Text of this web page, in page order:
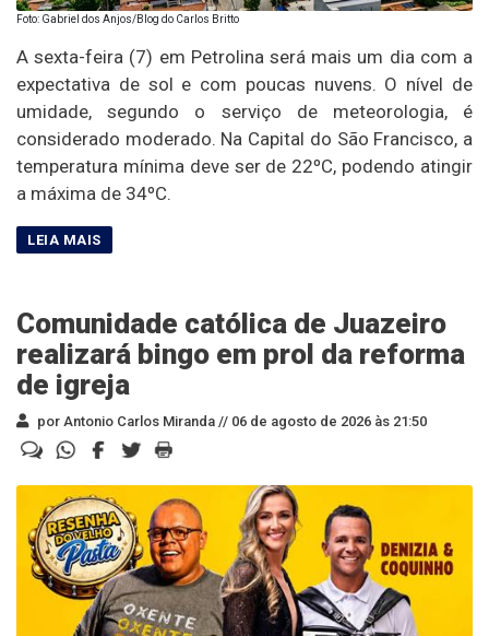
Foto: Gabriel dos Anjos/Blog do Carlos Britto
A sexta-feira (7) em Petrolina será mais um dia com a
expectativa de sol e com poucas nuvens. O nível de
umidade, segundo o serviço de meteorologia, é
considerado moderado. Na Capital do São Francisco, a
temperatura mínima deve ser de 22ºC, podendo atingir
a máxima de 34ºC.
Comunidade católica de Juazeiro
realizará bingo em prol da reforma
de igreja
por Antonio Carlos Miranda // 06 de agosto de 2026 às 21:50